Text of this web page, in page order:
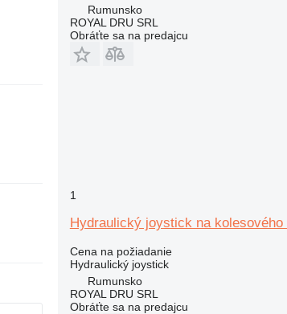
Rumunsko
ROYAL DRU SRL
Obráťte sa na predajcu
1
Hydraulický joystick na kolesového
Cena na požiadanie
Hydraulický joystick
Rumunsko
ROYAL DRU SRL
Obráťte sa na predajcu